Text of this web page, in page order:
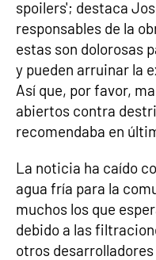
spoilers'; destaca
responsables de la
estas son dolorosas
y pueden arruinar la
Así que, por favor,
abiertos contra
recomendaba en
La noticia ha caído
agua fría para la
muchos los que
debido a las
otros desarrolladores